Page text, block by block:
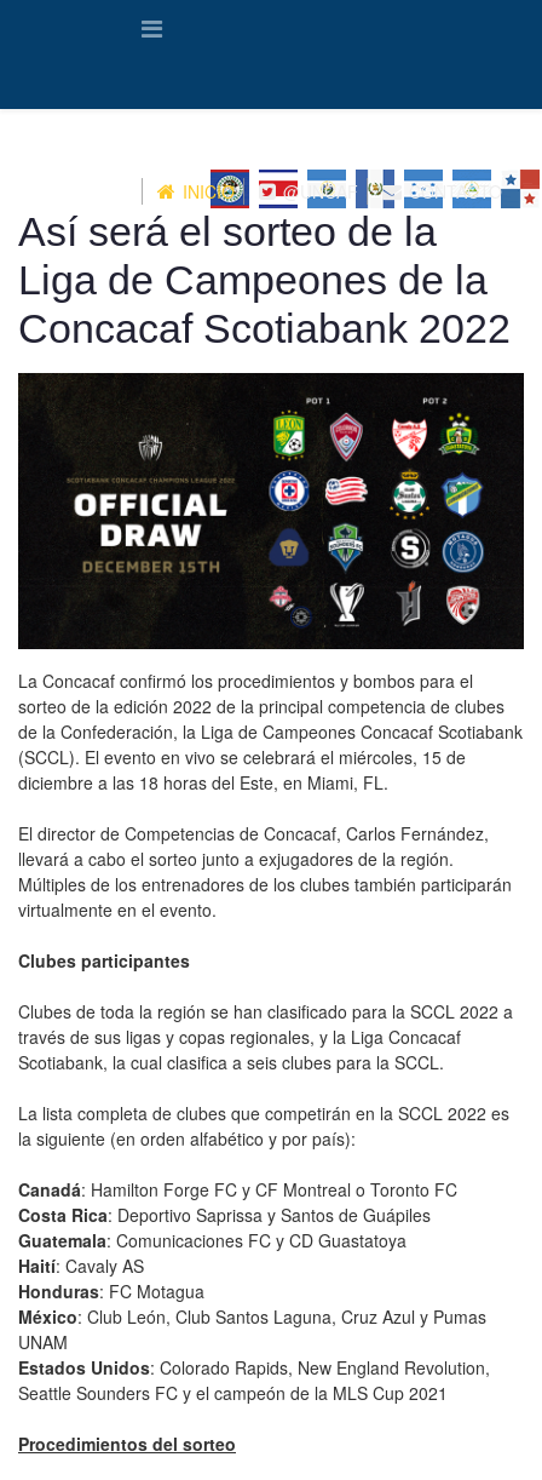
INICIO @UNCAF CONTACTO
Así será el sorteo de la
Liga de Campeones de la
Concacaf Scotiabank 2022
La Concacaf confirmó los procedimientos y bombos para el
sorteo de la edición 2022 de la principal competencia de clubes
de la Confederación, la Liga de Campeones Concacaf Scotiabank
(SCCL). El evento en vivo se celebrará el miércoles, 15 de
diciembre a las 18 horas del Este, en Miami, FL.
El director de Competencias de Concacaf, Carlos Fernández,
llevará a cabo el sorteo junto a exjugadores de la región.
Múltiples de los entrenadores de los clubes también participarán
virtualmente en el evento.
Clubes participantes
Clubes de toda la región se han clasificado para la SCCL 2022 a
través de sus ligas y copas regionales, y la Liga Concacaf
Scotiabank, la cual clasifica a seis clubes para la SCCL.
La lista completa de clubes que competirán en la SCCL 2022 es
la siguiente (en orden alfabético y por país):
Canadá: Hamilton Forge FC y CF Montreal o Toronto FC
Costa Rica: Deportivo Saprissa y Santos de Guápiles
Guatemala: Comunicaciones FC y CD Guastatoya
Haití: Cavaly AS
Honduras: FC Motagua
México: Club León, Club Santos Laguna, Cruz Azul y Pumas
UNAM
Estados Unidos: Colorado Rapids, New England Revolution,
Seattle Sounders FC y el campeón de la MLS Cup 2021
Procedimientos del sorteo